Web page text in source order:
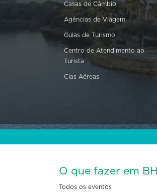
Casas de Câmbio
Agências de Viagem
Guias de Turismo
Centro de Atendimento ao
Turista
Cias Aéreas
O que fazer em BH
Todos os eventos